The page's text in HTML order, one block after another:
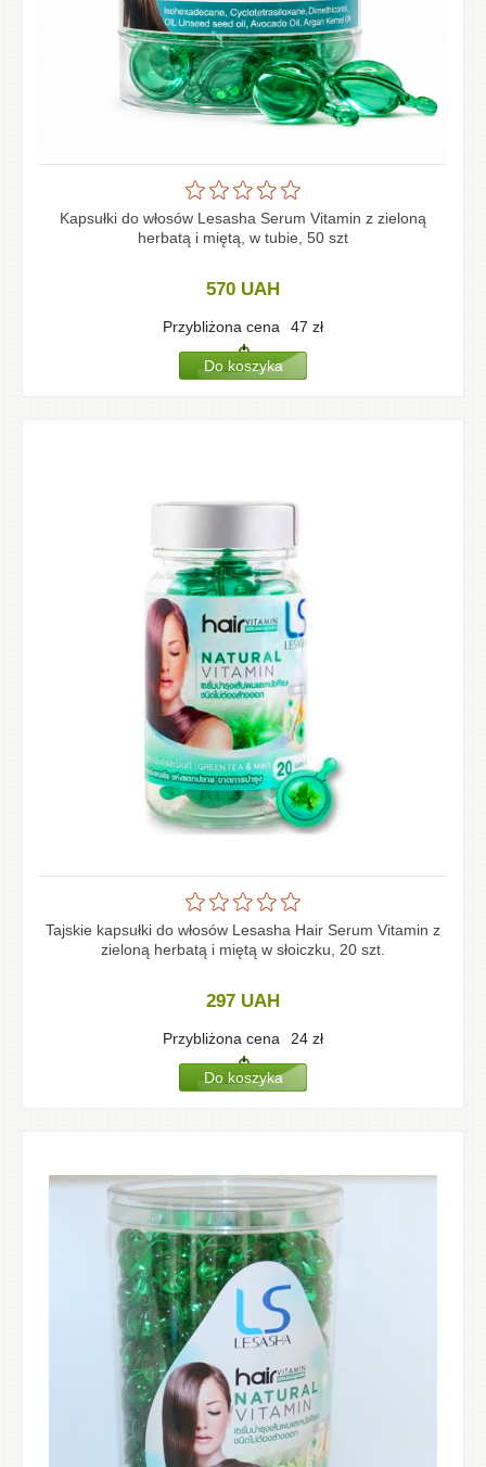
Kapsułki do włosów Lesasha Serum Vitamin z zieloną
herbatą i miętą, w tubie, 50 szt
570 UAH
Przybliżona cena 47 zł
Tajskie kapsułki do włosów Lesasha Hair Serum Vitamin z
zieloną herbatą i miętą w słoiczku, 20 szt.
297 UAH
Przybliżona cena 24 zł